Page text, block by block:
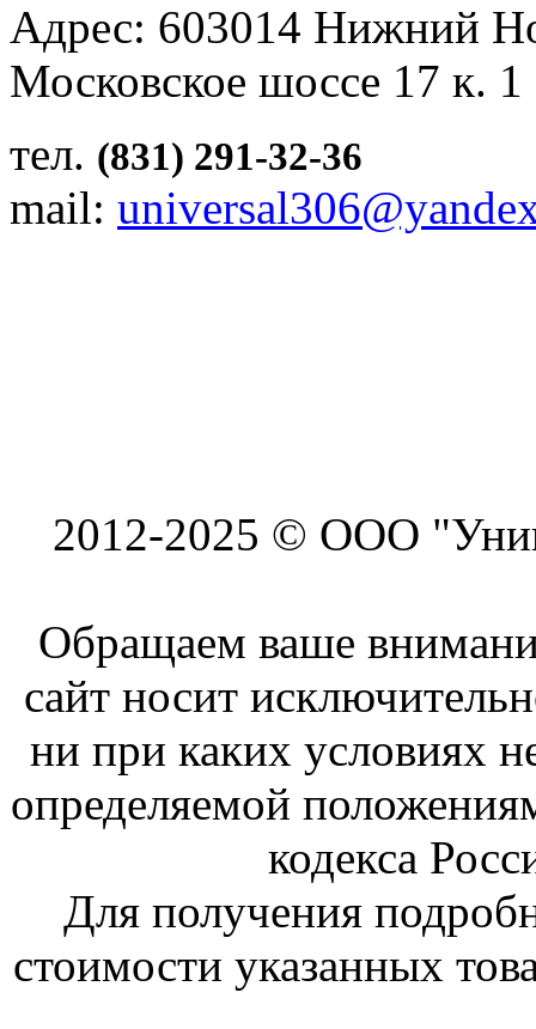
Адрес: 603014 Нижний
Московское шоссе 17 к.
тел. (831) 291-32-36
mail:
2012-2025 © ООО
Обращаем ваше
сайт носит
ни при каких условиях
определяемой
кодекса
Для получения
стоимости указанных